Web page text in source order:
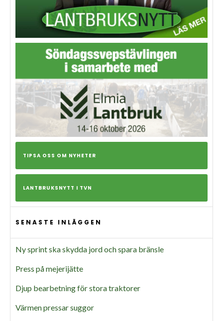
TIPSA OSS OM NYHETER
LANTBRUKSNYTT I TVN
SENASTE INLÄGGEN
Ny sprint ska skydda jord och spara bränsle
Press på mejerijätte
Djup bearbetning för stora traktorer
Värmen pressar suggor